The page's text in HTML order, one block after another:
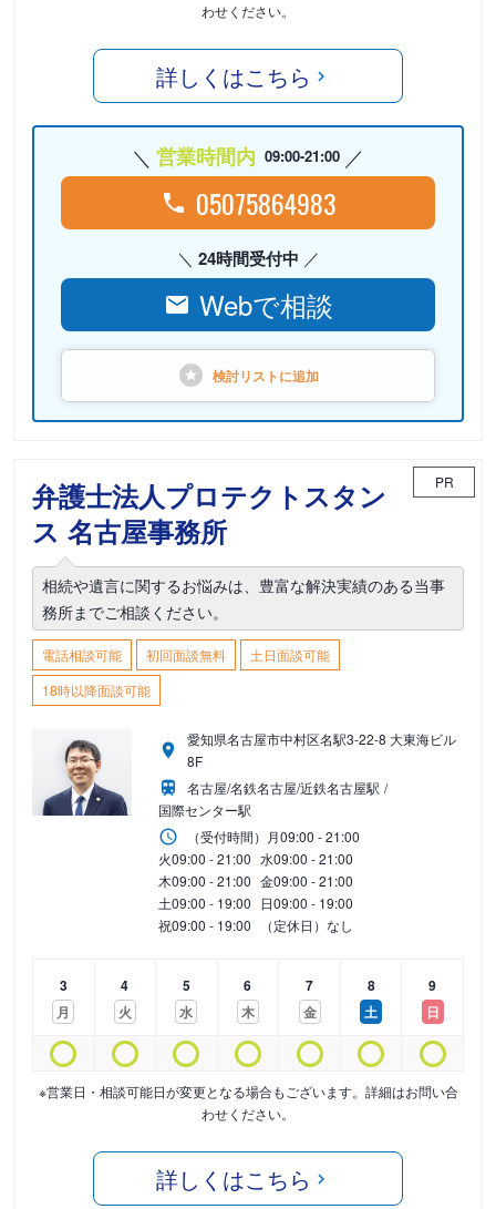
わせください。
詳しくはこちら
営業時間内 09:00-21:00
05075864983
24時間受付中
Webで相談
検討リストに追加
弁護士法人プロテクトスタン
ス 名古屋事務所
PR
相続や遺言に関するお悩みは、豊富な解決実績のある当事
務所までご相談ください。
電話相談可能 初回面談無料
土日面談可能
18時以降面談可能
愛知県名古屋市中村区名駅3-22-8 大東海ビル
8F
名古屋/名鉄名古屋/近鉄名古屋駅
国際センター駅
（受付時間） 月09:00 - 21:00
火09:00 - 21:00 水09:00 - 21:00
木09:00 - 21:00 金09:00 - 21:00
土09:00 - 19:00 日09:00 - 19:00
祝09:00 - 19:00 （定休日）なし
3
月
4
火
5
水
6
木
7
金
8
土
9
日
※営業日・相談可能日が変更となる場合もございます。詳細はお問い合
わせください。
詳しくはこちら